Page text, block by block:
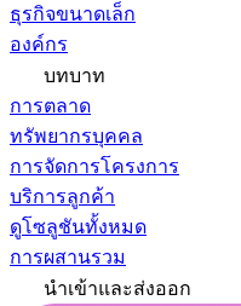
ธุรกิจขนาดเล็ก
องค์กร
บทบาท
การตลาด
ทรัพยากรบุคคล
การจัดการโครงการ
บริการลูกค้า
ดูโซลูชันทั้งหมด
การผสานรวม
นำเข้าและส่งออก